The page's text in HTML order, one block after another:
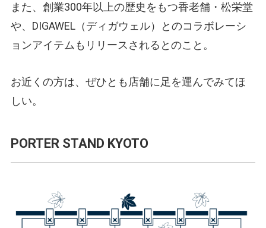
また、創業300年以上の歴史をもつ香老舗・松栄堂
や、DIGAWEL（ディガウェル）とのコラボレーシ
ョンアイテムもリリースされるとのこと。
お近くの方は、ぜひとも店舗に足を運んでみてほ
しい。
PORTER STAND KYOTO